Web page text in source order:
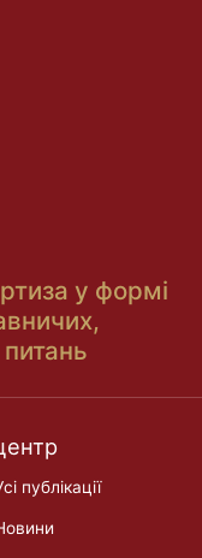
у формі
публікації